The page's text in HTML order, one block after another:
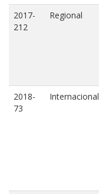
2017-
212
Regional
2018-
73
Internacional